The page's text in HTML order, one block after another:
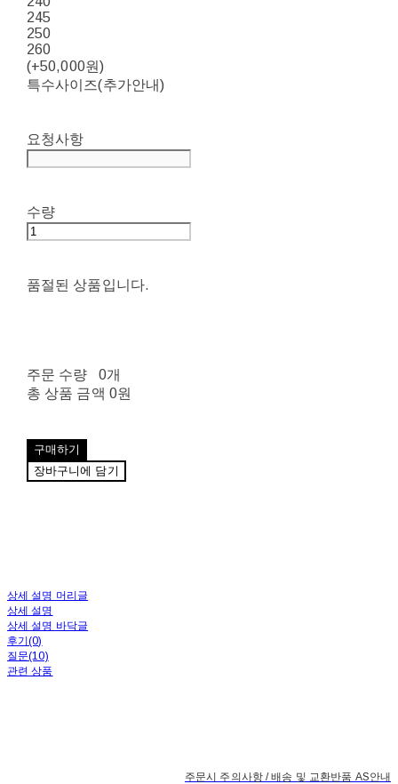
245
250
260
(+50,000원)
특수사이즈(추가안내)
요청사항
수량
품절된 상품입니다.
주문 수량
0개
총 상품 금액 0원
구매하기
장바구니에 담기
상세 설명 머리글
상세 설명
상세 설명 바닥글
후기(0)
질문(10)
관련 상품
주문시 주의사항 / 배송 및 교환반품 AS안내